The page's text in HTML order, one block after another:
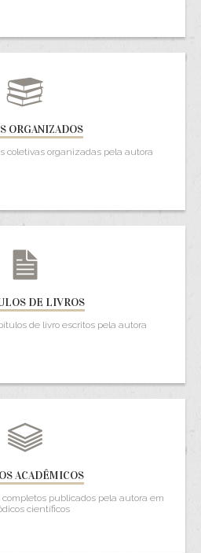
ORGANIZADOS
coletivas organizadas pela autora
DE LIVROS
de livro escritos pela autora
ACADÊMICOS
publicados pela autora em
científicos